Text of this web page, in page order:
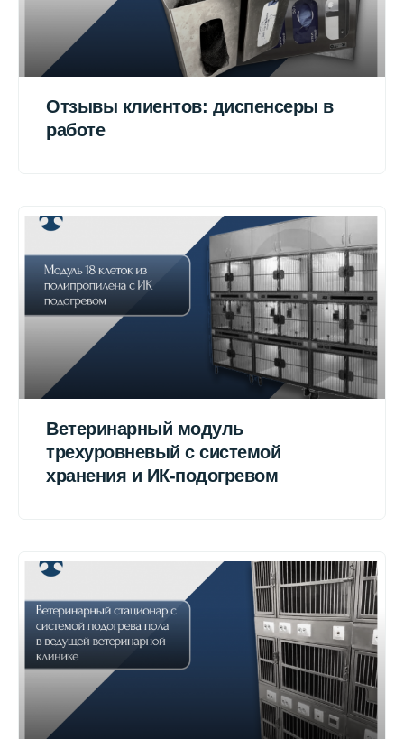
Отзывы клиентов: диспенсеры в
работе
Ветеринарный модуль
трехуровневый с системой
хранения и ИК-подогревом